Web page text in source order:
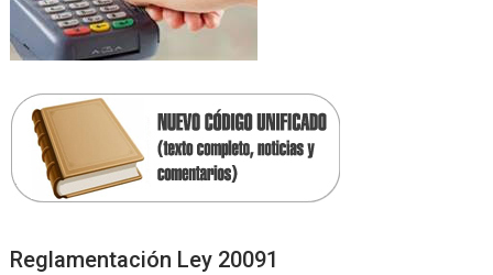
Reglamentación Ley 20091